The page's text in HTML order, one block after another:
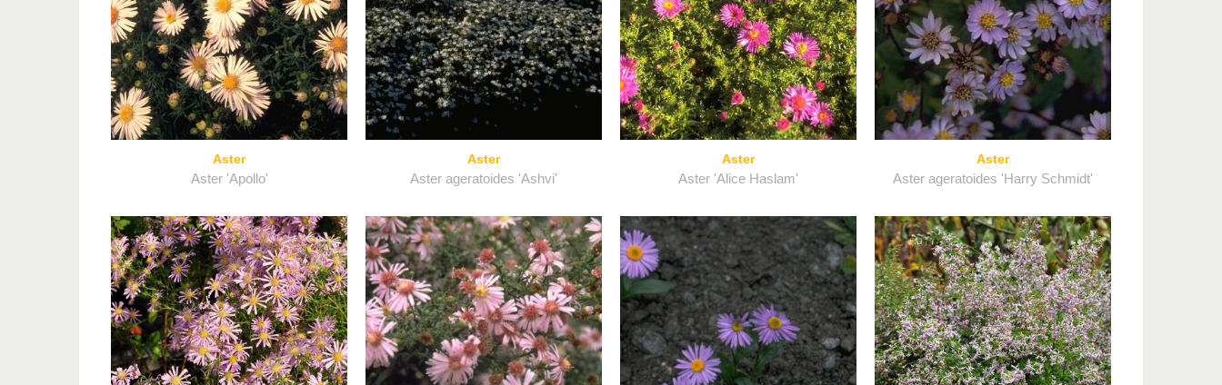
Aster
Aster 'Apollo'
Aster
Aster ageratoides 'Ashvi'
Aster
Aster 'Alice Haslam'
Aster
Aster ageratoides 'Harry Schmidt'